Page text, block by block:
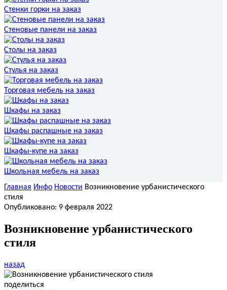
Стенки горки на заказ
Стеновые панели на заказ
Столы на заказ
Стулья на заказ
Торговая мебель на заказ
Шкафы на заказ
Шкафы распашные на заказ
Шкафы-купе на заказ
Школьная мебель на заказ
Главная Инфо Новости Возникновение урбанистического
стиля
Опубликовано: 9 февраля 2022
Возникновение урбанистического
стиля
назад
поделиться